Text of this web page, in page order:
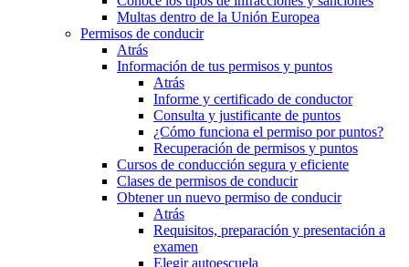
Multas dentro de la Unión Europea
Permisos de conducir
Atrás
Información de tus permisos y puntos
Atrás
Informe y certificado de conductor
Consulta y justificante de puntos
¿Cómo funciona el permiso por puntos?
Recuperación de permisos y puntos
Cursos de conducción segura y eficiente
Clases de permisos de conducir
Obtener un nuevo permiso de conducir
Atrás
Requisitos, preparación y presentación a
examen
Elegir autoescuela